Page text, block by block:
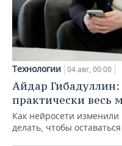
Технологии 04 авг, 00:00
Айдар
практически весь
Как нейросети
делать, чтобы